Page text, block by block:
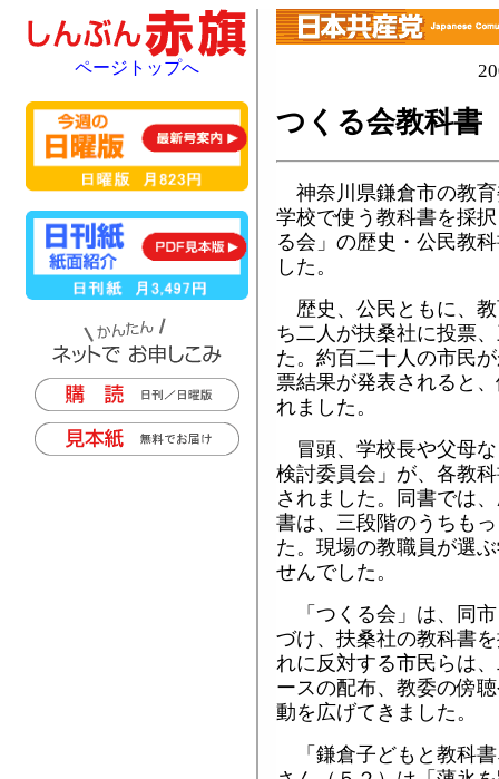
つくる会教科
神奈川県鎌倉市の教
学校で使う教科書を採
る会」の歴史・公民教
した。
歴史、公民ともに、
ち二人が扶桑社に投票
た。約百二十人の市民
票結果が発表されると
れました。
冒頭、学校長や父母
検討委員会」が、各教
されました。同書では
書は、三段階のうちも
た。現場の教職員が選
せんでした。
「つくる会」は、同市
づけ、扶桑社の教科書
れに反対する市民らは
ースの配布、教委の傍
動を広げてきました。
「鎌倉子どもと教科
ページトップへ